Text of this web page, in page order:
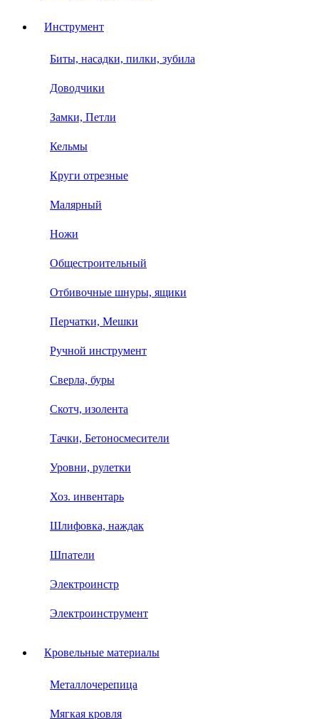
Инструмент
Биты, насадки, пилки, зубила
Доводчики
Замки, Петли
Кельмы
Круги отрезные
Малярный
Ножи
Общестроительный
Отбивочные шнуры, ящики
Перчатки, Мешки
Ручной инструмент
Сверла, буры
Скотч, изолента
Тачки, Бетоносмесители
Уровни, рулетки
Хоз. инвентарь
Шлифовка, наждак
Шпатели
Электроинстр
Электроинструмент
Кровельные материалы
Металлочерепица
Мягкая кровля